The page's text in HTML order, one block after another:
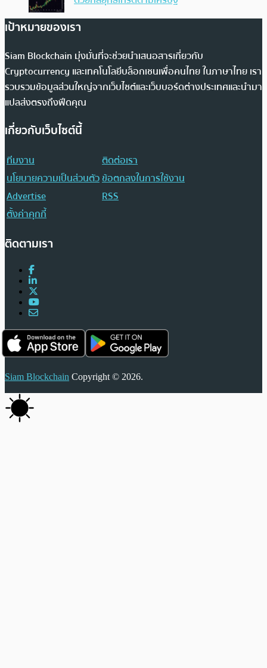
เป้าหมายของเรา
Siam Blockchain มุ่งมั่นที่จะช่วยนำเสนอสารเกี่ยวกับ
Cryptocurrency และเทคโนโลยีบล็อกเชนเพื่อคนไทย ในภาษาไทย เรา
รวบรวมข้อมูลส่วนใหญ่จากเว็บไซต์และเว็บบอร์ดต่างประเทศและนำมา
แปลส่งตรงถึงฟีดคุณ
เกี่ยวกับเว็บไซต์นี้
ทีมงาน
ติดต่อเรา
นโยบายความเป็นส่วนตัวข้อตกลงในการใช้งาน
Advertise
RSS
ตั้งค่าคุกกี้
ติดตามเรา
Siam Blockchain Copyright © 2026.